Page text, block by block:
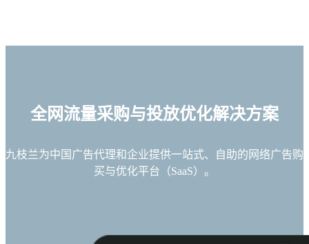
全网流量采购与投放优化解决方案
九枝兰为中国广告代理和企业提供一站式、自助的网络广告购
买与优化平台（SaaS）。